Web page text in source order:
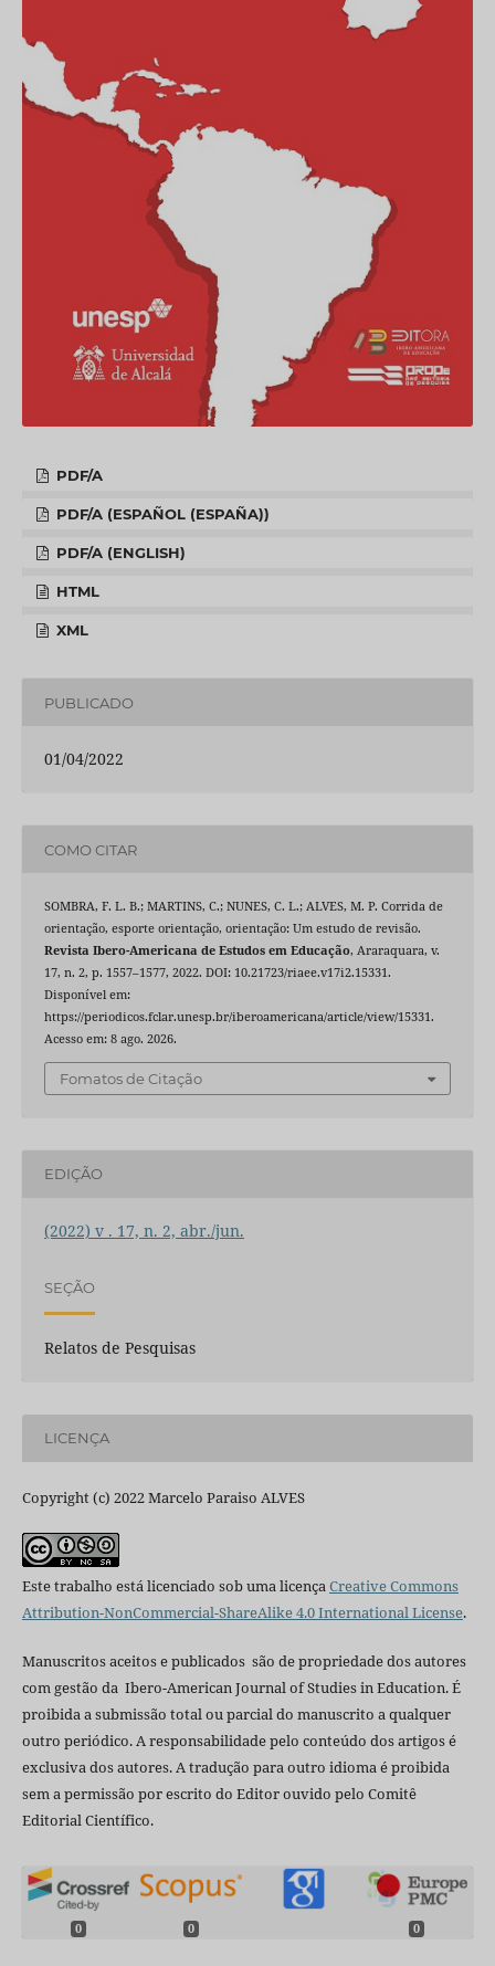
PDF/A
PDF/A (ESPAÑOL (ESPAÑA))
PDF/A (ENGLISH)
HTML
XML
PUBLICADO
01/04/2022
COMO CITAR
SOMBRA, F. L. B.; MARTINS, C.; NUNES, C. L.; ALVES, M. P. Corrida de
orientação, esporte orientação, orientação: Um estudo de revisão.
Revista Ibero-Americana de Estudos em Educação, Araraquara, v.
17, n. 2, p. 1557–1577, 2022. DOI: 10.21723/riaee.v17i2.15331.
Disponível em:
https://periodicos.fclar.unesp.br/iberoamericana/article/view/15331.
Acesso em: 8 ago. 2026.
Fomatos de Citação
EDIÇÃO
(2022) v . 17, n. 2, abr./jun.
SEÇÃO
Relatos de Pesquisas
LICENÇA
Copyright (c) 2022 Marcelo Paraiso ALVES
Este trabalho está licenciado sob uma licençaCreative Commons
Attribution-NonCommercial-ShareAlike 4.0 International License.
Manuscritos aceitos e publicados são de propriedade dos autores
com gestão da Ibero-American Journal of Studies in Education. É
proibida a submissão total ou parcial do manuscrito a qualquer
outro periódico. A responsabilidade pelo conteúdo dos artigos é
exclusiva dos autores. A tradução para outro idioma é proibida
sem a permissão por escrito do Editor ouvido pelo Comitê
Editorial Científico.
0 0 0